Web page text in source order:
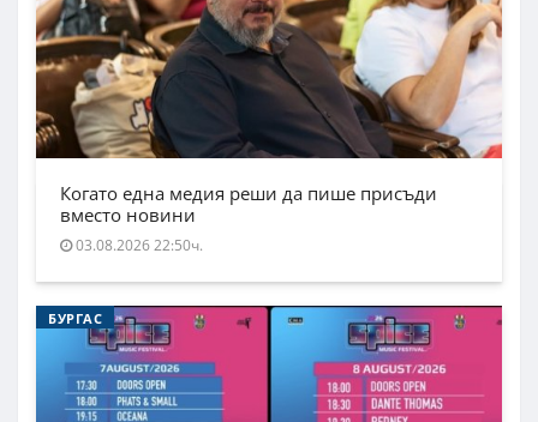
Когато една медия реши да пише присъди
вместо новини
03.08.2026 22:50ч.
БУРГАС